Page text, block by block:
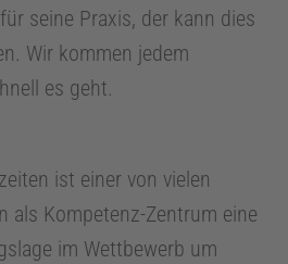
seine Praxis, der kann dies
Wir kommen jedem
es geht.
ist einer von vielen
als Kompetenz-Zentrum eine
im Wettbewerb um